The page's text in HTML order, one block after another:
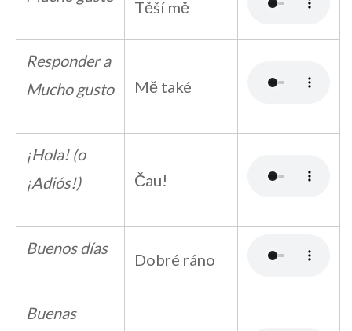
Těší mě
Responder a
Mucho gusto
Mě také
¡Hola! (o
¡Adiós!)
Čau!
Buenos días
Dobré ráno
Buenas